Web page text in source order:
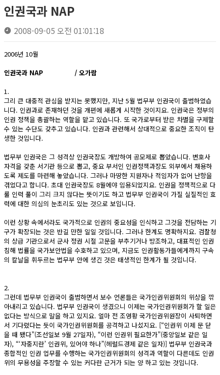
인권국과 NAP
2008-09-05 오전 01:01:18
2006년 10월
인권국과 NAP / 오가람
1.
그리 큰 대중적 관심을 받지는 못했지만, 지난 5월 법무부 인권국이 출범하였습
니다. 인권과로 존재하던 것을 개편에 새롭게 시작한 것이지요. 인권국은 정부의
인권 정책을 총괄하는 역할을 맡고 있습니다. 또 국가로부터 받은 차별을 구제할
수 있는 수단도 갖추고 있습니다. 인권과 관련해서 상대적으로 중요한 조직이 탄
생한 것입니다.
법무부 인권국은 그 성격상 인권국장도 개방하여 공모제로 뽑았습니다. 변호사
자격을 갖춘 서기관 등으로 뽑고, 중요 부서인 인권정책과장도 외부에서 채용하
도록 제도를 마련해 놓았습니다. 그러나 마땅한 지원자나 적임자가 없어 난항을
겪었다고 합니다. 초대 인권국장도 8월에야 임용되었지요. 인권을 정책적으로 다
룰 인력 풀이 그리 크지 않다는 뜻이기도 하고 법무부 인권국이 가질 실질적인 효
력에 대한 의심의 눈초리도 있는 것으로 보입니다.
이런 상황 속에서라도 국가적으로 인권의 중요성을 인식하고 그것을 전담하는 기
구가 확장되는 것은 반길 만한 일일 것입니다. 그러나 한계도 명확하지요. 검찰청
의 상급 기관으로서 군사 정권 시절 고문을 부추기거나 방조하고, 대표적인 인권
침해 법률을 국가보안법을 수호하고 있으며, 지금도 인권활동가들에게까지 구속
의 칼날을 휘두르는 법무부 안에 생긴 것은 태생적인 한계가 될 것입니다.
2.
그런데 법무부 인권국이 출범하면서 보수 언론들은 국가인권위원회의 위상을 깎
아내리고 있습니다. 법무부 인권국이 생겼으니 이제는 국가인권위원회가 할 일은
없다는 방식으로 말을 하고 있지요. 얼마 전 조영황 국가인권위원장이 사퇴하면
서 기다렸다는 듯이 국가인권위원회를 공격하고 나섰지요. [“인권위 이제 문 닫
을 때 됐다”(조선일보 9월 27일자), “이런 인권위 필요한가”(중앙일보 같은 일
자), “‘자중지란’ 인권위, 있어야 하나”(헤럴드경제 같은 일자)] 법무부 인권국과
종합적인 인권 업무를 수행하는 국가인권위원회의 성격과 역할이 다른데도 인권
위의 무용성을 주장할 수 있는 커다란 근거가 되는 양 하고 있는 것입니다.